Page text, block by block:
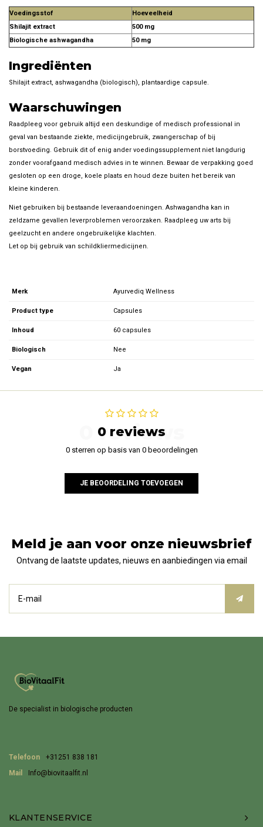
Voedingsstof
Hoeveelheid
Shilajit extract
500 mg
Biologische ashwagandha
50 mg
Ingrediënten
Shilajit extract, ashwagandha (biologisch), plantaardige capsule.
Waarschuwingen
Raadpleeg voor gebruik altijd een deskundige of medisch professional in
geval van bestaande ziekte, medicijngebruik, zwangerschap of bij
borstvoeding. Gebruik dit of enig ander voedingssupplement niet langdurig
zonder voorafgaand medisch advies in te winnen. Bewaar de verpakking goed
gesloten op een droge, koele plaats en houd deze buiten het bereik van
kleine kinderen.
Niet gebruiken bij bestaande leveraandoeningen. Ashwagandha kan in
zeldzame gevallen leverproblemen veroorzaken. Raadpleeg uw arts bij
geelzucht en andere ongebruikelijke klachten.
Let op bij gebruik van schildkliermedicijnen.
Merk Ayurvediq Wellness
Product type Capsules
Inhoud 60 capsules
Biologisch Nee
Vegan Ja
0 reviews
0 reviews
0 sterren op basis van 0 beoordelingen
JE BEOORDELING TOEVOEGEN
Meld je aan voor onze nieuwsbrief
Ontvang de laatste updates, nieuws en aanbiedingen via email
De specialist in biologische producten
Telefoon
+31251 838 181
Mail
Info@biovitaalfit.nl
KLANTENSERVICE